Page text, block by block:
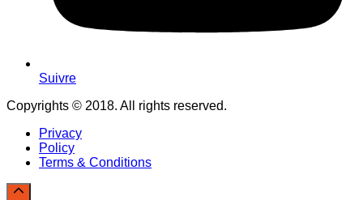
Suivre
Copyrights © 2018. All rights reserved.
Privacy
Policy
Terms & Conditions